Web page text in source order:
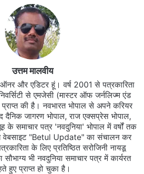
उत्तम मालवीय
और एडिटर हूं। वर्ष 2001 से पत्रकारिता
से एमजेसी (मास्टर ऑफ जर्नलिज्म एंड
की है। नवभारत भोपाल से अपने करियर
जागरण भोपाल, राज एक्सप्रेस भोपाल,
के समाचार पत्र 'नवदुनिया' भोपाल में वर्षों तक
वेबसाइट "Betul Update" का संचालन कर
के लिए प्रतिष्ठित सरोजिनी नायडू
भी नवदुनिया समाचार पत्र में कार्यरत
हुए प्राप्त हो चुका है।